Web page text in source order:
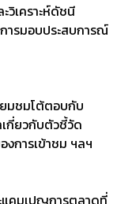
วิเคราะห์ดัชนี
ารมอบประสบการณ์
ยมชมโต้ตอบกับ
เกี่ยวกับตัวชี้วัด
การเข้าชม ฯลฯ
คมเปญการตลาดที่